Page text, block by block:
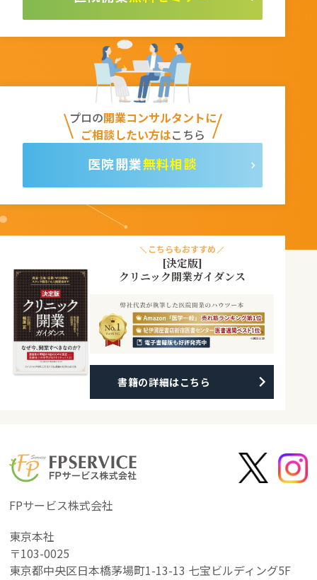
プロの開業コンサルタントに
ご相談したい方はこちら
無料相談
こちらもおすすめ
[決定版]
クリニック開業ガイダンス
書籍の詳細はこちら
FPサービス株式会社
東京本社
〒103-0025
東京都中央区日本橋茅場町1-13-13 七宝ビルディング5F